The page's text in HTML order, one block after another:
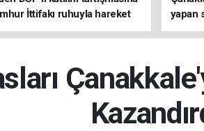
İttifakı ruhuyla hareket
yapan